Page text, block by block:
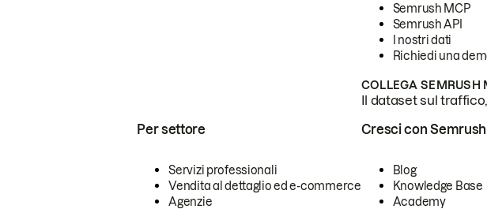
Semrush MCP
Semrush API
I nostri dati
Richiedi una
COLLEGA SEMRUSH
Il dataset sul
Per settore
Servizi professionali
Vendita al dettaglio ed e-commerce
Agenzie
Cresci con Semrush
Blog
Knowledge Base
Academy